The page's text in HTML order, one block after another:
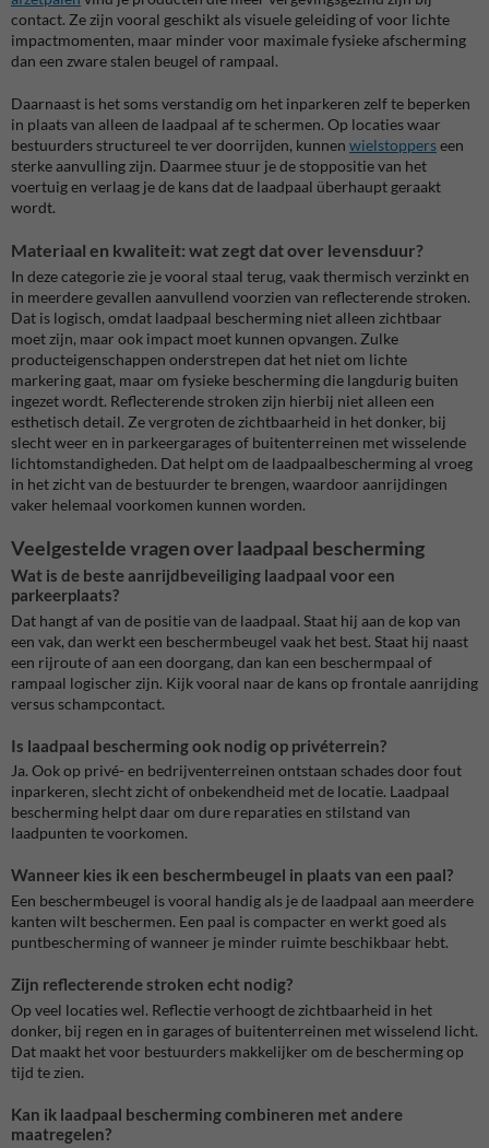
contact. Ze zijn vooral geschikt als visuele geleiding of voor lichte
impactmomenten, maar minder voor maximale fysieke afscherming
dan een zware stalen beugel of rampaal.
Daarnaast is het soms verstandig om het inparkeren zelf te beperken
in plaats van alleen de laadpaal af te schermen. Op locaties waar
bestuurders structureel te ver doorrijden, kunnen wielstopperseen
sterke aanvulling zijn. Daarmee stuur je de stoppositie van het
voertuig en verlaag je de kans dat de laadpaal überhaupt geraakt
wordt.
Materiaal en kwaliteit: wat zegt dat over levensduur?
In deze categorie zie je vooral staal terug, vaak thermisch verzinkt en
in meerdere gevallen aanvullend voorzien van reflecterende stroken.
Dat is logisch, omdat laadpaal bescherming niet alleen zichtbaar
moet zijn, maar ook impact moet kunnen opvangen. Zulke
producteigenschappen onderstrepen dat het niet om lichte
markering gaat, maar om fysieke bescherming die langdurig buiten
ingezet wordt. Reflecterende stroken zijn hierbij niet alleen een
esthetisch detail. Ze vergroten de zichtbaarheid in het donker, bij
slecht weer en in parkeergarages of buitenterreinen met wisselende
lichtomstandigheden. Dat helpt om de laadpaalbescherming al vroeg
in het zicht van de bestuurder te brengen, waardoor aanrijdingen
vaker helemaal voorkomen kunnen worden.
Veelgestelde vragen over laadpaal bescherming
Wat is de beste aanrijdbeveiliging laadpaal voor een
parkeerplaats?
Dat hangt af van de positie van de laadpaal. Staat hij aan de kop van
een vak, dan werkt een beschermbeugel vaak het best. Staat hij naast
een rijroute of aan een doorgang, dan kan een beschermpaal of
rampaal logischer zijn. Kijk vooral naar de kans op frontale aanrijding
versus schampcontact.
Is laadpaal bescherming ook nodig op privéterrein?
Ja. Ook op privé- en bedrijventerreinen ontstaan schades door fout
inparkeren, slecht zicht of onbekendheid met de locatie. Laadpaal
bescherming helpt daar om dure reparaties en stilstand van
laadpunten te voorkomen.
Wanneer kies ik een beschermbeugel in plaats van een paal?
Een beschermbeugel is vooral handig als je de laadpaal aan meerdere
kanten wilt beschermen. Een paal is compacter en werkt goed als
puntbescherming of wanneer je minder ruimte beschikbaar hebt.
Zijn reflecterende stroken echt nodig?
Op veel locaties wel. Reflectie verhoogt de zichtbaarheid in het
donker, bij regen en in garages of buitenterreinen met wisselend licht.
Dat maakt het voor bestuurders makkelijker om de bescherming op
tijd te zien.
Kan ik laadpaal bescherming combineren met andere
maatregelen?